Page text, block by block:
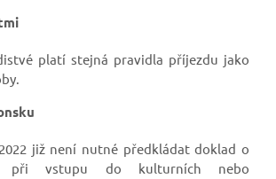
platí stejná pravidla příjezdu jako
již není nutné předkládat doklad o
při vstupu do kulturních nebo